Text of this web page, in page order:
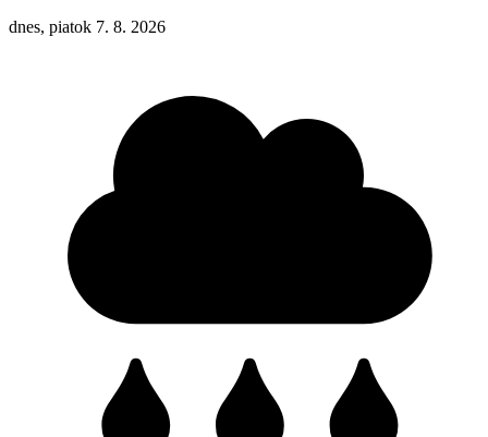
dnes, piatok 7. 8. 2026